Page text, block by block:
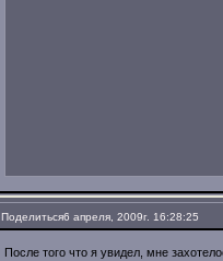
Поделиться6 апреля, 2009г. 16:28:25
После того что я увидел, мне